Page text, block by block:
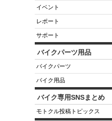
イベント
レポート
サポート
バイクパーツ用品
バイクパーツ
バイク用品
バイク専用SNSまとめ
モトクル投稿トピックス